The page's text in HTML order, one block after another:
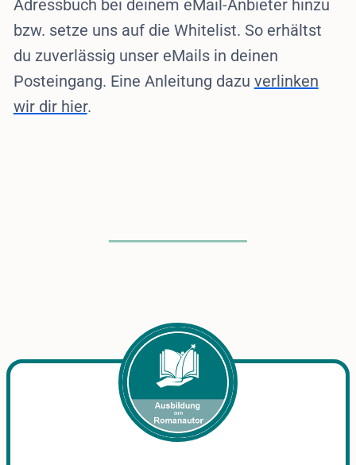
Adressbuch bei deinem eMail-Anbieter hinzu
bzw. setze uns auf die Whitelist. So erhältst
du zuverlässig unser eMails in deinen
Posteingang. Eine Anleitung dazu verlinken
wir dir hier.